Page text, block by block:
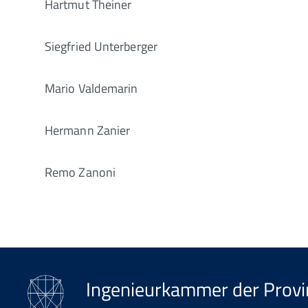
Hartmut Theiner
Siegfried Unterberger
Mario Valdemarin
Hermann Zanier
Remo Zanoni
Ingenieurkammer der